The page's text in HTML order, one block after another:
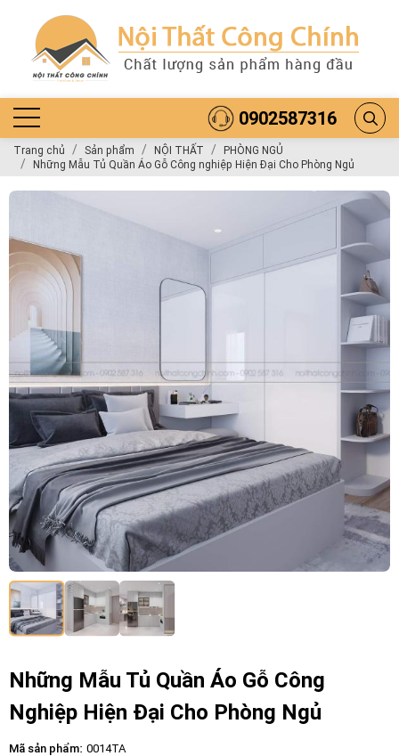
0902587316
Trang chủ Sản phẩm NỘI THẤT
PHÒNG NGỦ
Những Mẫu Tủ Quần Áo Gỗ Công nghiệp Hiện Đại Cho Phòng Ngủ
Những Mẫu Tủ Quần Áo Gỗ Công
Nghiệp Hiện Đại Cho Phòng Ngủ
Mã sản phẩm: 0014TA